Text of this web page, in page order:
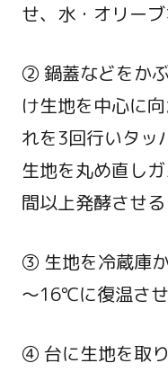
せ、水・オリー
② 鍋蓋などをか
け生地を中心に
れを3回行いタッ
生地を丸め直し
間以上発酵させる
③ 生地を冷蔵庫
～16℃に復温さ
④ 台に生地を取